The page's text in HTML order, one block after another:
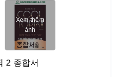
Xem thêm
ảnh
2 종합서